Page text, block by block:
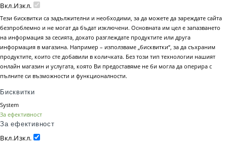
Вкл.Изкл.
Тези бисквитки са задължителни и необходими, за да можете да зареждате сайта
безпроблемно и не могат да бъдат изключени. Основната им цел е запазването
на информация за сесията, докато разглеждате продуктите или друга
информация в магазина. Например – използваме „бисквитки“, за да съхраним
продуктите, които сте добавили в количката. Без този тип технологии нашият
онлайн магазин и услугата, която Ви предоставяме не би могла да оперира с
пълните си възможности и функционалности.
Бисквитки
System
За ефективност
За ефективност
Вкл.Изкл.